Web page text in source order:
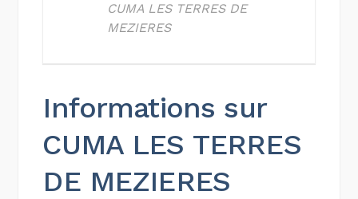
CUMA LES TERRES DE
MEZIERES
Informations sur
CUMA LES TERRES
DE MEZIERES